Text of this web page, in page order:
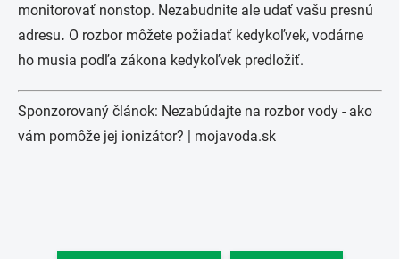
monitorovať nonstop. Nezabudnite ale udať vašu presnú
adresu. O rozbor môžete požiadať kedykoľvek, vodárne
ho musia podľa zákona kedykoľvek predložiť.
Sponzorovaný článok: Nezabúdajte na rozbor vody - ako
vám pomôže jej ionizátor? | mojavoda.sk